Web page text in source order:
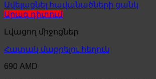
Ավելացնել հավանածների ցանկ
Արագ դիտում
Լվացող միջոցներ
Հատակ մաքրելու հեղուկ
690 AMD